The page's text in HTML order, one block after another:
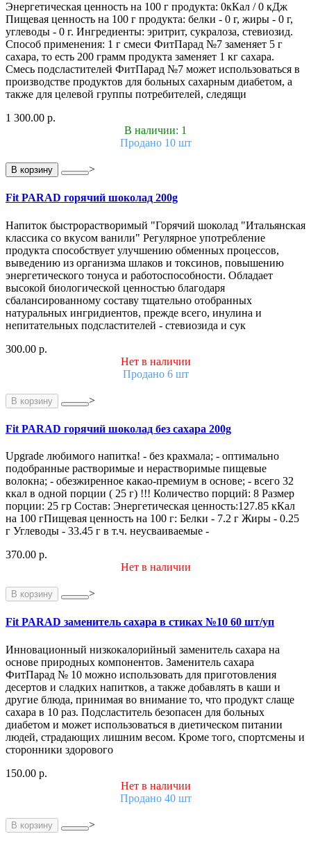
Энергетическая ценность на 100 г продукта: 0кКал / 0 кДж
Пищевая ценность на 100 г продукта: белки - 0 г, жиры - 0 г,
углеводы - 0 г. Ингредиенты: эритрит, сукралоза, стевиозид.
Способ применения: 1 г смеси ФитПарад №7 заменяет 5 г
сахара, то есть 200 грамм продукта заменяет 1 кг сахара.
Смесь подсластителей ФитПарад №7 может использоваться в
производстве продуктов для больных сахарным диабетом, а
также для целевой группы потребителей, следящи
1 300.00 р.
В наличии: 1
Продано 10 шт
В корзину >
Fit PARAD горячий шоколад 200g
Напиток быстрорастворимый "Горячий шоколад "Итальянская
классика со вкусом ванили" Регулярное употребление
продукта способствует улучшению обменных процессов,
выведению из организма шлаков и токсинов, повышению
энергетического тонуса и работоспособности. Обладает
высокой биологической ценностью благодаря
сбалансированному составу тщательно отобранных
натуральных ингридиентов, прежде всего, инулина и
непитательных подсластителей - стевиозида и сук
300.00 р.
Нет в наличии
Продано 6 шт
В корзину >
Fit PARAD горячий шоколад без сахара 200g
Upgrade любимого напитка! - без крахмала; - оптимально
подобранные растворимые и нерастворимые пищевые
волокна; - обезжиренное какао-премиум в основе; - всего 32
ккал в одной порции ( 25 г) !!! Количество порций: 8 Размер
порции: 25 гр Состав: Энергетическая ценность:127.85 кКал
на 100 гПищевая ценность на 100 г: Белки - 7.2 г Жиры - 0.25
г Углеводы - 33.45 г в т.ч. неусваиваемые -
370.00 р.
Нет в наличии
В корзину >
Fit PARAD заменитель сахара в стиках №10 60 шт/уп
Инновационный низкокалорийный заменитель сахара на
основе природных компонентов. Заменитель сахара
ФитПарад № 10 можно использовать для приготовления
десертов и сладких напитков, а также добавлять в каши и
другие блюда, принимая во внимание то, что продукт слаще
сахара в 10 раз. Подсластитель безопасен для больных
диабетом и может использоваться в диетическом питании
людей, страдающих лишним весом. Кроме того, спортсмены и
сторонники здорового
150.00 р.
Нет в наличии
Продано 40 шт
В корзину >